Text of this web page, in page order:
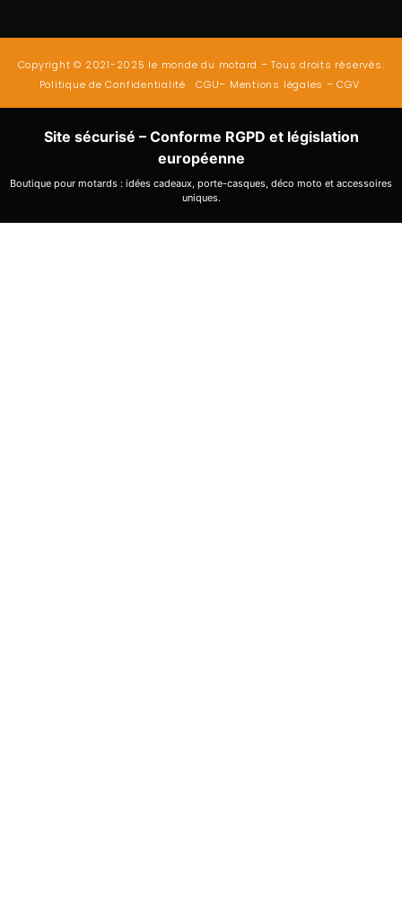
Copyright © 2021-2025 le monde du motard – Tous droits réservés.
Politique de Confidentialité
CGU– Mentions légales –CGV
Site sécurisé – Conforme RGPD et législation
européenne
Boutique pour motards : idées cadeaux, porte-casques, déco moto et accessoires
uniques.